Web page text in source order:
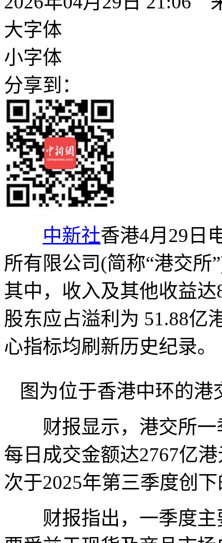
大字体
小字体
分享到：
中新社香港4月29日
所有限公司(简称“港交所
其中，收入及其他收益
股东应占溢利为 51.88亿
心指标均刷新历史纪录。
图为位于香港中环的
财报显示，港交所一
每日成交金额达2767亿
次于2025年第三季度创
财报指出，一季度主